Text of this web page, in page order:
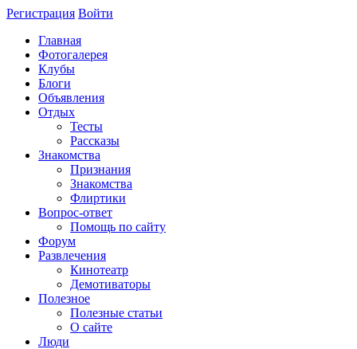
Регистрация Войти
Главная
Фотогалерея
Клубы
Блоги
Объявления
Отдых
Тесты
Рассказы
Знакомства
Признания
Знакомства
Флиртики
Вопрос-ответ
Помощь по сайту
Форум
Развлечения
Кинотеатр
Демотиваторы
Полезное
Полезные статьи
О сайте
Люди